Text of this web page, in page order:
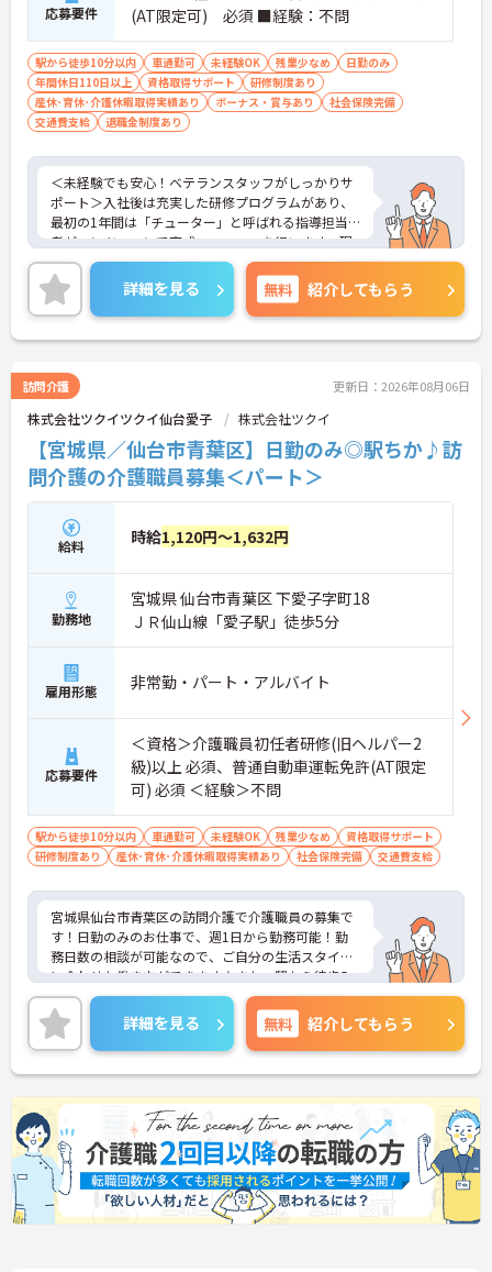
応募要件
(AT限定可) 必須 ■経験：不問
駅から徒歩10分以内 車通勤可 未経験OK 残業少なめ
日勤のみ
年間休日110日以上
資格取得サポート
研修制度あり
産休･育休･介護休暇取得実績あり
ボーナス・賞与あり
社会保険完備
交通費支給
退職金制度あり
＜未経験でも安心！ベテランスタッフがしっかりサ
ポート＞入社後は充実した研修プログラムがあり、
最初の1年間は「チューター」と呼ばれる指導担当
者がマンツーマンで育成・フォローを行います。現
場ではベテランのサービス提供責任者があなたをバ
ックアップするので、困ったことがあればすぐに相
談できます。焦らずじっくりとスキルを身につけて
いける温かい環境です。
＜助け合いが自然に生まれる、明るい職場です＞ス
とても明るく関係性の良い事業所です。ワークライ
フバランスを重視しているためお休みが取りやす
く、仕事だけでなくプライベートも大切にできる環
境です。また充実した福利厚生なども魅力♪安定し
た待遇の中で、モチベーション高くお仕事に取り組
めます。
詳細を見る 無料 紹介してもらう
訪問介護 更新日：2026年08月06日
株式会社ツクイツクイ仙台愛子 株式会社ツクイ
【宮城県／仙台市青葉区】日勤のみ◎駅ちか♪訪
問介護の介護職員募集＜パート＞
給料 時給1,120円～1,632円
勤務地
宮城県 仙台市青葉区 下愛子字町18
ＪＲ仙山線「愛子駅」徒歩5分
雇用形態 非常勤・パート・アルバイト
応募要件
＜資格＞介護職員初任者研修(旧ヘルパー2
級)以上 必須、普通自動車運転免許(AT限定
可) 必須 ＜経験＞不問
駅から徒歩10分以内 車通勤可 未経験OK 残業少なめ
資格取得サポート
研修制度あり
産休･育休･介護休暇取得実績あり 社会保険完備 交通費支給
宮城県仙台市青葉区の訪問介護で介護職員の募集で
す！日勤のみのお仕事で、週1日から勤務可能！勤
務日数の相談が可能なので、ご自分の生活スタイル
に合わせた働き方ができます♪また、駅から徒歩5
分と通勤しやすく、駐車場付きでマイカー通勤も可
能です◎ご興味のある方は、面接ポイントをお伝え
しますので、お気軽にご連絡ください。
詳細を見る 無料 紹介してもらう